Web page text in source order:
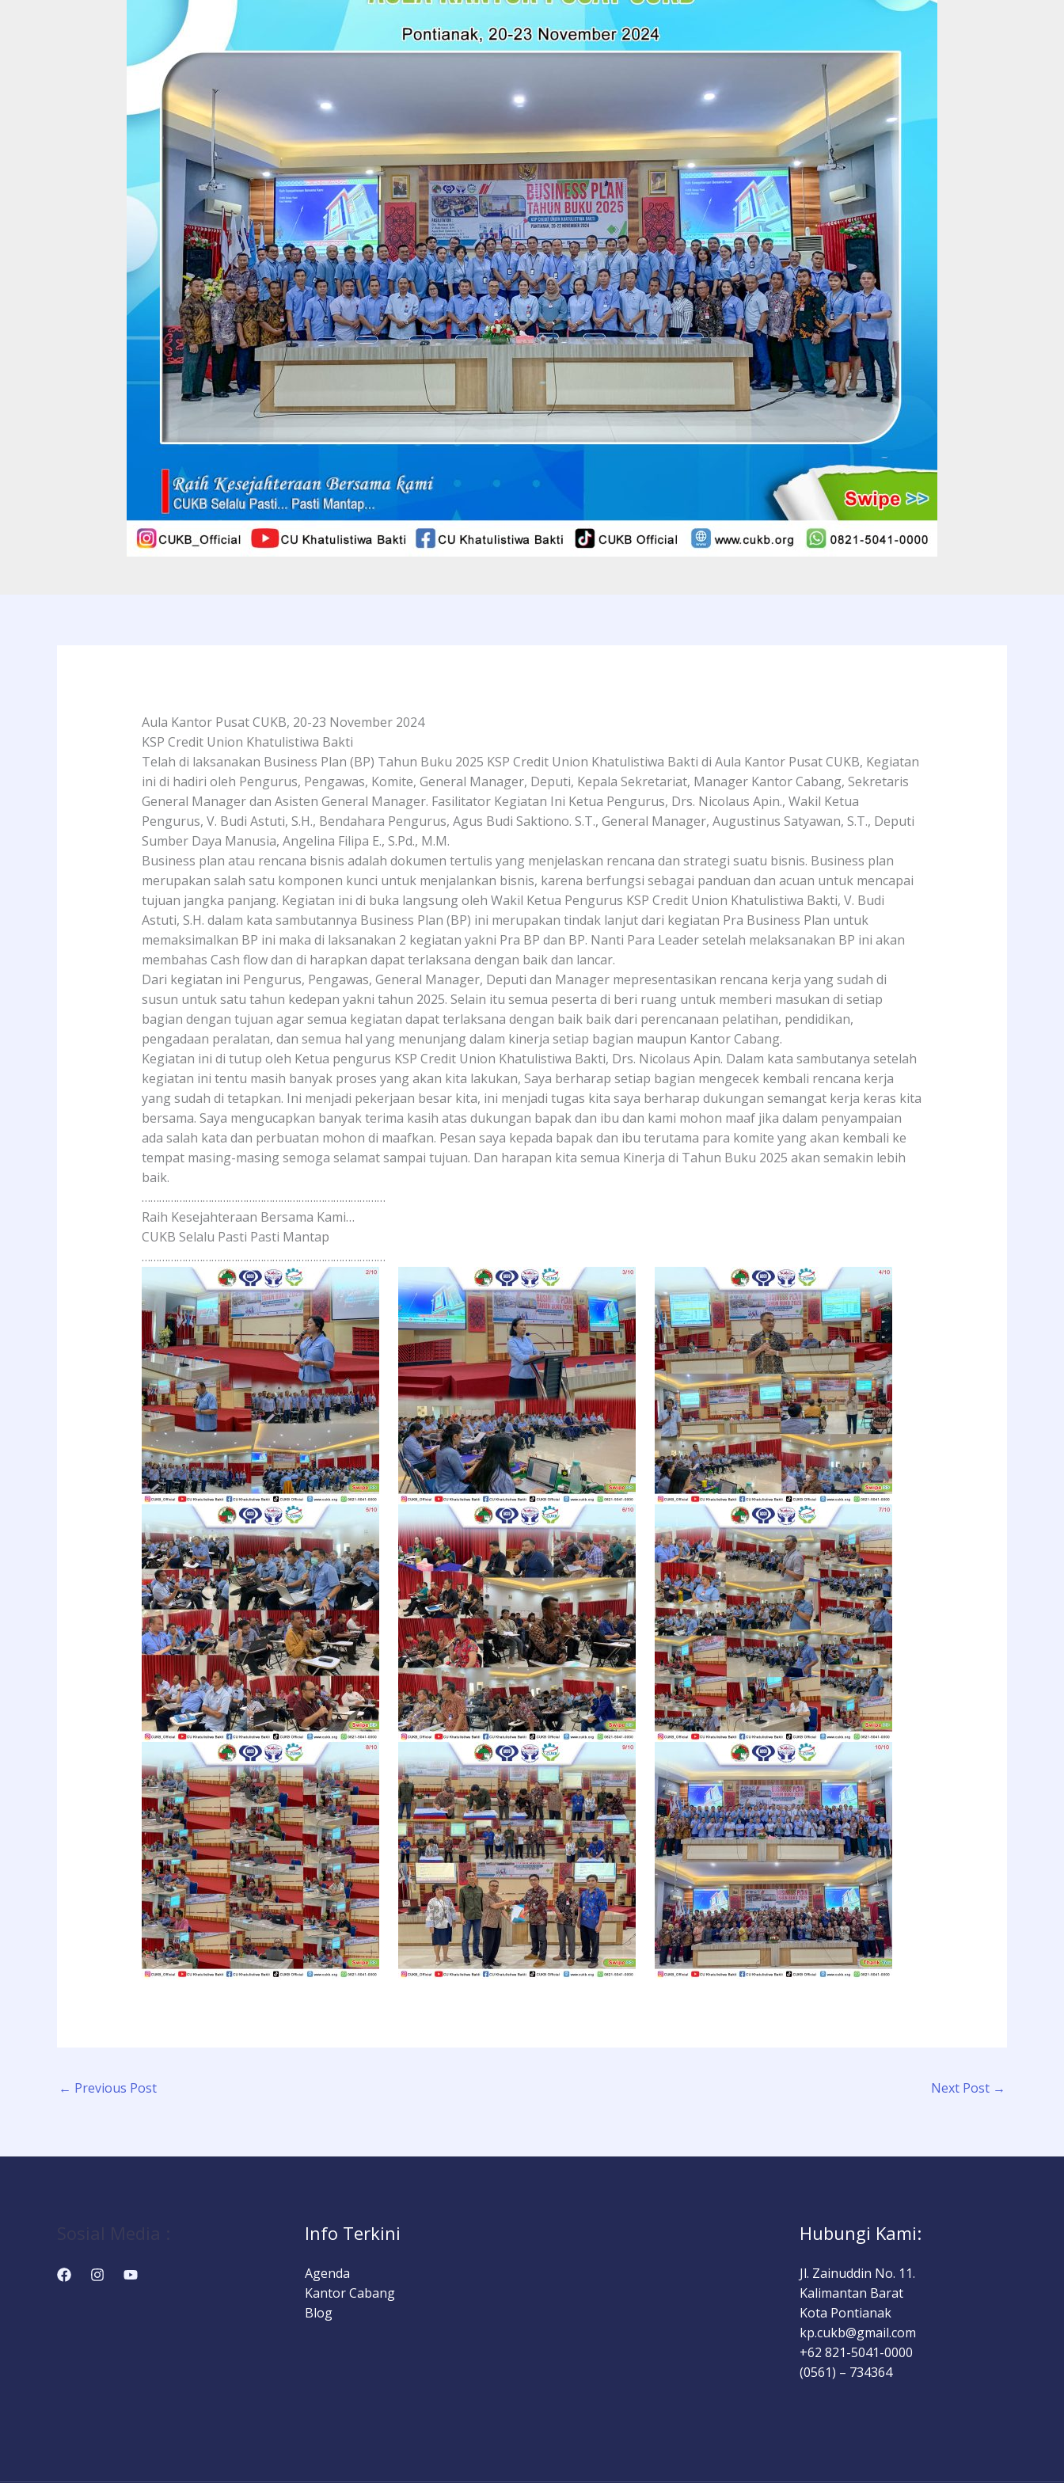
Aula Kantor Pusat CUKB, 20-23 November 2024
KSP Credit Union Khatulistiwa Bakti
Telah di laksanakan Business Plan (BP) Tahun Buku 2025 KSP Credit Union Khatulistiwa Bakti di Aula Kantor Pusat CUKB, Kegiatan
ini di hadiri oleh Pengurus, Pengawas, Komite, General Manager, Deputi, Kepala Sekretariat, Manager Kantor Cabang, Sekretaris
General Manager dan Asisten General Manager. Fasilitator Kegiatan Ini Ketua Pengurus, Drs. Nicolaus Apin., Wakil Ketua
Pengurus, V. Budi Astuti, S.H., Bendahara Pengurus, Agus Budi Saktiono. S.T., General Manager, Augustinus Satyawan, S.T., Deputi
Sumber Daya Manusia, Angelina Filipa E., S.Pd., M.M.
Business plan atau rencana bisnis adalah dokumen tertulis yang menjelaskan rencana dan strategi suatu bisnis. Business plan
merupakan salah satu komponen kunci untuk menjalankan bisnis, karena berfungsi sebagai panduan dan acuan untuk mencapai
tujuan jangka panjang. Kegiatan ini di buka langsung oleh Wakil Ketua Pengurus KSP Credit Union Khatulistiwa Bakti, V. Budi
Astuti, S.H. dalam kata sambutannya Business Plan (BP) ini merupakan tindak lanjut dari kegiatan Pra Business Plan untuk
memaksimalkan BP ini maka di laksanakan 2 kegiatan yakni Pra BP dan BP. Nanti Para Leader setelah melaksanakan BP ini akan
membahas Cash flow dan di harapkan dapat terlaksana dengan baik dan lancar.
Dari kegiatan ini Pengurus, Pengawas, General Manager, Deputi dan Manager mepresentasikan rencana kerja yang sudah di
susun untuk satu tahun kedepan yakni tahun 2025. Selain itu semua peserta di beri ruang untuk memberi masukan di setiap
bagian dengan tujuan agar semua kegiatan dapat terlaksana dengan baik baik dari perencanaan pelatihan, pendidikan,
pengadaan peralatan, dan semua hal yang menunjang dalam kinerja setiap bagian maupun Kantor Cabang.
Kegiatan ini di tutup oleh Ketua pengurus KSP Credit Union Khatulistiwa Bakti, Drs. Nicolaus Apin. Dalam kata sambutanya setelah
kegiatan ini tentu masih banyak proses yang akan kita lakukan, Saya berharap setiap bagian mengecek kembali rencana kerja
yang sudah di tetapkan. Ini menjadi pekerjaan besar kita, ini menjadi tugas kita saya berharap dukungan semangat kerja keras kita
bersama. Saya mengucapkan banyak terima kasih atas dukungan bapak dan ibu dan kami mohon maaf jika dalam penyampaian
ada salah kata dan perbuatan mohon di maafkan. Pesan saya kepada bapak dan ibu terutama para komite yang akan kembali ke
tempat masing-masing semoga selamat sampai tujuan. Dan harapan kita semua Kinerja di Tahun Buku 2025 akan semakin lebih
baik.
…………………………………………………………………………
Raih Kesejahteraan Bersama Kami…
CUKB Selalu Pasti Pasti Mantap
…………………………………………………………………………
← Previous Post Next Post →
Info Terkini
Agenda
Kantor Cabang
Blog
Hubungi Kami:
Jl. Zainuddin No. 11.
Kalimantan Barat
Kota Pontianak
kp.cukb@gmail.com
+62 821-5041-0000
(0561) – 734364